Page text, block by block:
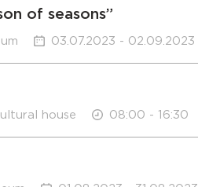
of seasons”
03.07.2023 - 02.09.2023
house 08:00 - 16:30